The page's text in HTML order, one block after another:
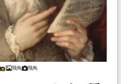
飛鳥 飛鳥